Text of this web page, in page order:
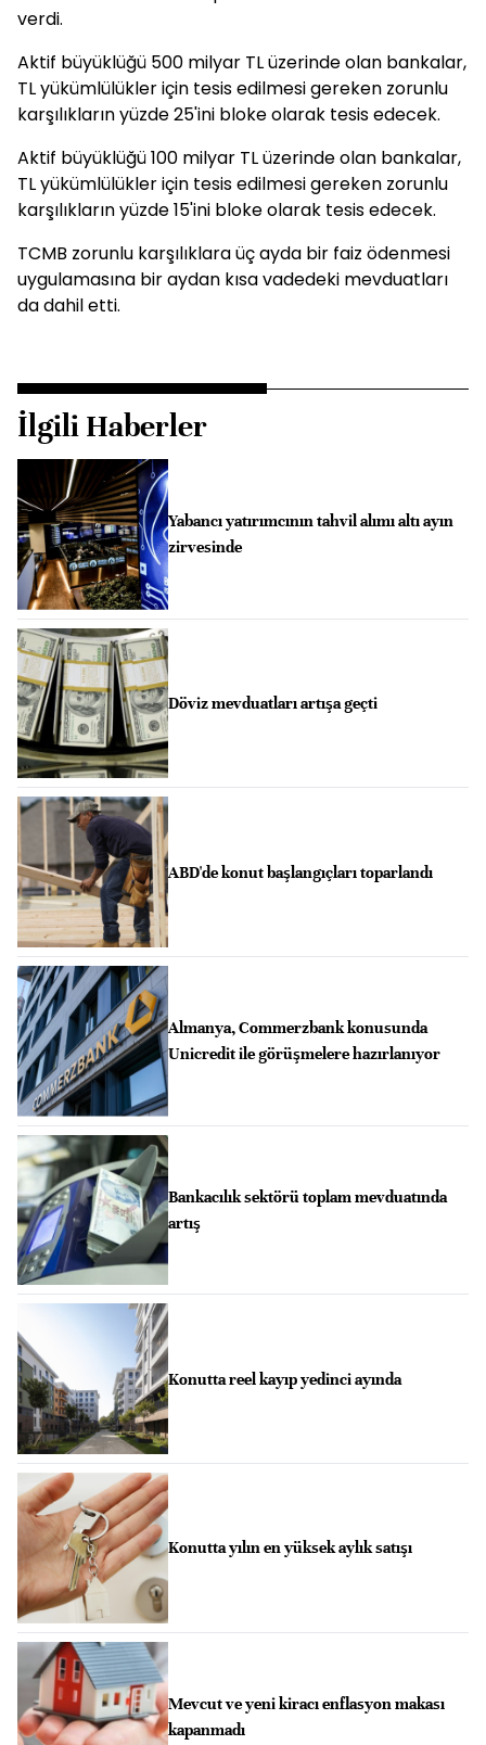
verdi.
Aktif büyüklüğü 500 milyar TL üzerinde olan bankalar,
TL yükümlülükler için tesis edilmesi gereken zorunlu
karşılıkların yüzde 25'ini bloke olarak tesis edecek.
Aktif büyüklüğü 100 milyar TL üzerinde olan bankalar,
TL yükümlülükler için tesis edilmesi gereken zorunlu
karşılıkların yüzde 15'ini bloke olarak tesis edecek.
TCMB zorunlu karşılıklara üç ayda bir faiz ödenmesi
uygulamasına bir aydan kısa vadedeki mevduatları
da dahil etti.
İlgili Haberler
Yabancı yatırımcının tahvil alımı altı ayın
zirvesinde
Döviz mevduatları artışa geçti
ABD'de konut başlangıçları toparlandı
Almanya, Commerzbank konusunda
Unicredit ile görüşmelere hazırlanıyor
Bankacılık sektörü toplam mevduatında
artış
Konutta reel kayıp yedinci ayında
Konutta yılın en yüksek aylık satışı
Mevcut ve yeni kiracı enflasyon makası
kapanmadı